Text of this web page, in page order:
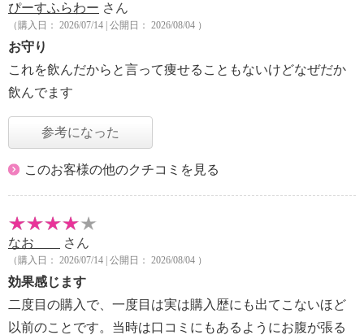
ぴーすふらわー さん
（購入日： 2026/07/14 | 公開日： 2026/08/04 ）
お守り
これを飲んだからと言って痩せることもないけどなぜだか
飲んでます
参考になった
このお客様の他のクチコミを見る
なお さん
（購入日： 2026/07/14 | 公開日： 2026/08/04 ）
効果感じます
二度目の購入で、一度目は実は購入歴にも出てこないほど
以前のことです。当時は口コミにもあるようにお腹が張る